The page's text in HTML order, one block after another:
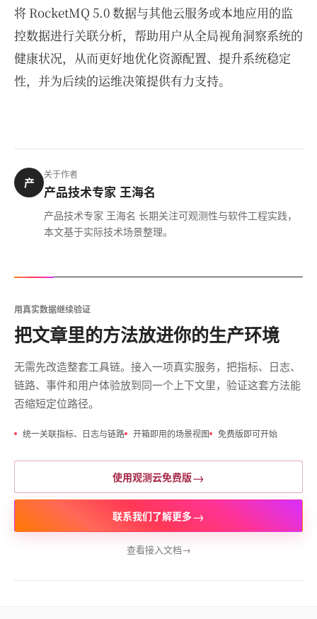
将 RocketMQ 5.0 数据与其他云服务或本地应用的监
控数据进行关联分析，帮助用户从全局视角洞察系统的
健康状况，从而更好地优化资源配置、提升系统稳定
性，并为后续的运维决策提供有力支持。
产
关于作者
产品技术专家 王海名
产品技术专家 王海名 长期关注可观测性与软件工程实践，
本文基于实际技术场景整理。
用真实数据继续验证
把文章里的方法放进你的生产环境
无需先改造整套工具链。接入一项真实服务，把指标、日志、
链路、事件和用户体验放到同一个上下文里，验证这套方法能
否缩短定位路径。
统一关联指标、日志与链路 开箱即用的场景视图 免费版即可开始
使用观测云免费版→
联系我们了解更多→
查看接入文档→